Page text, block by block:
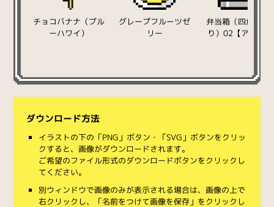
チョコバナナ（ブル
ーハワイ）
グレープフルーツゼ
リー
弁当箱（四角/蓋あ
り）02【アルミ】
ダウンロード方法
イラストの下の「PNG」ボタン・「SVG」ボタンをクリッ
クすると、画像がダウンロードされます。
ご希望のファイル形式のダウンロードボタンをクリックし
てください。
別ウィンドウで画像のみが表示される場合は、画像の上で
右クリックし、「名前をつけて画像を保存」をクリックし